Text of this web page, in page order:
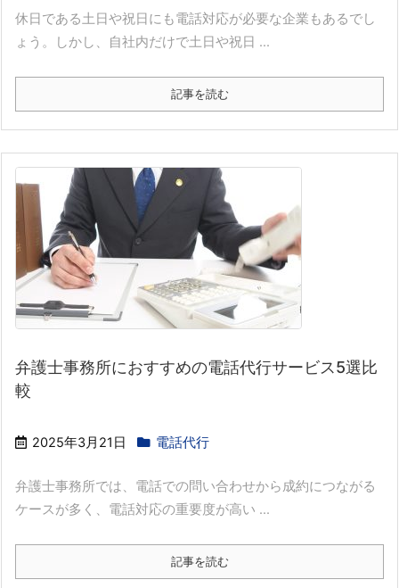
休日である土日や祝日にも電話対応が必要な企業もあるでし
ょう。しかし、自社内だけで土日や祝日 ...
記事を読む
弁護士事務所におすすめの電話代行サービス5選比
較
2025年3月21日 電話代行
弁護士事務所では、電話での問い合わせから成約につながる
ケースが多く、電話対応の重要度が高い ...
記事を読む